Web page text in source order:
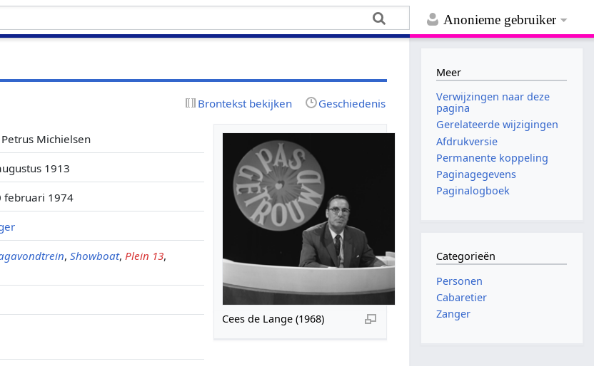
Anonieme gebruiker
Brontekst bekijken Geschiedenis
Cees de Lange (1968)
Michielsen
1913
februari 1974
,Showboat, Plein 13,
Meer
Verwijzingen naar deze
pagina
Gerelateerde wijzigingen
Afdrukversie
Permanente koppeling
Paginagegevens
Paginalogboek
Categorieën
Personen
Cabaretier
Zanger